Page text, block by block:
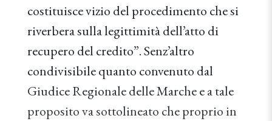
costituisce vizio del procedimento che si
riverbera sulla legittimità dell’atto di
recupero del credito”. Senz’altro
condivisibile quanto convenuto dal
Giudice Regionale delle Marche e a tale
proposito va sottolineato che proprio in